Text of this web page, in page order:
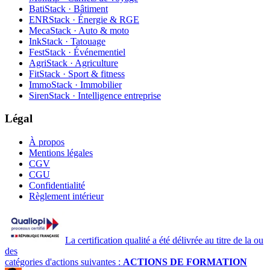
BatiStack · Bâtiment
ENRStack · Énergie & RGE
MecaStack · Auto & moto
InkStack · Tatouage
FestStack · Événementiel
AgriStack · Agriculture
FitStack · Sport & fitness
ImmoStack · Immobilier
SirenStack · Intelligence entreprise
Légal
À propos
Mentions légales
CGV
CGU
Confidentialité
Règlement intérieur
La certification qualité a été délivrée au titre de la ou
des
catégories d'actions suivantes : ACTIONS DE FORMATION